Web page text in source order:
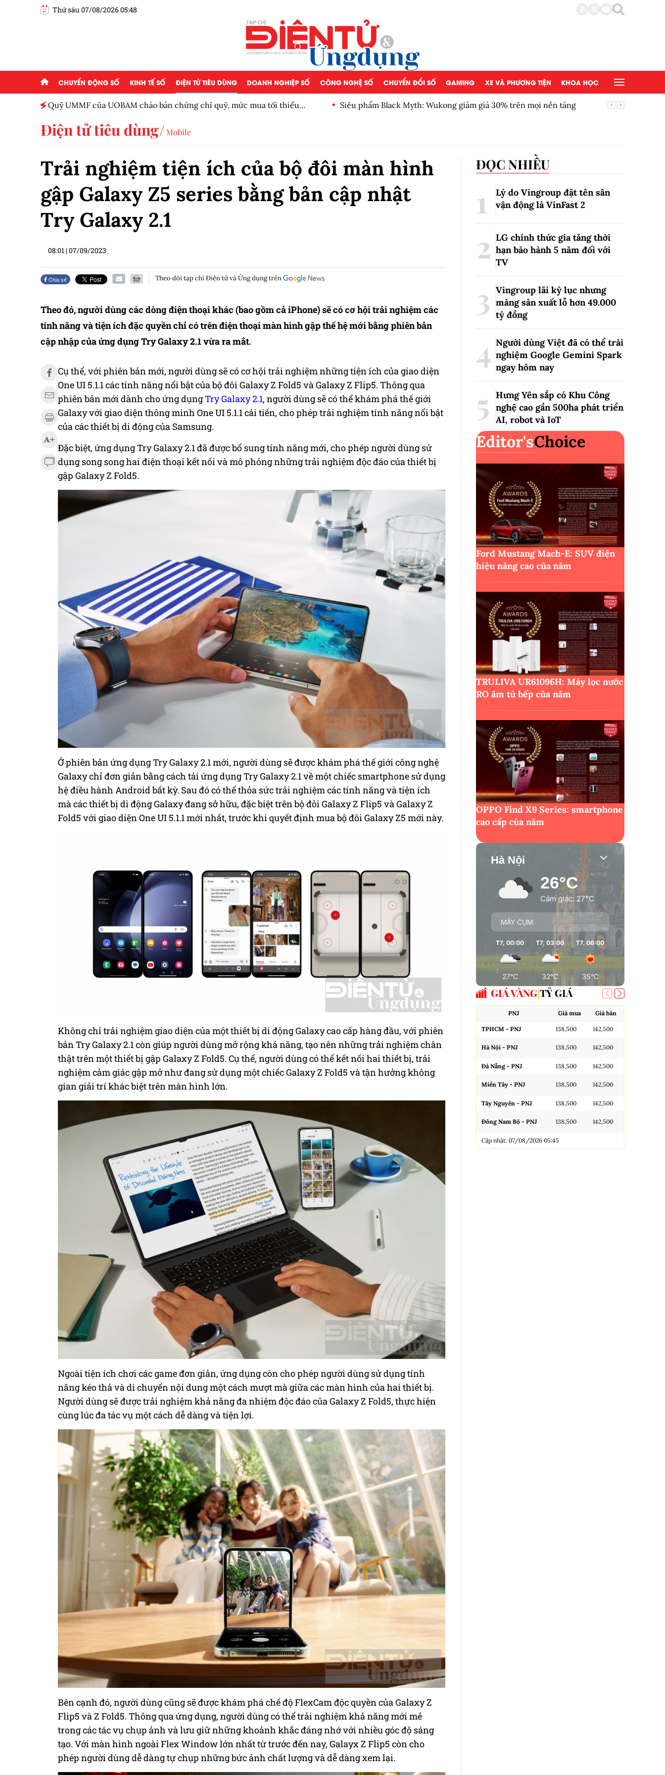
Thứ sáu 07/08/2026 05:48
CHUYỂN ĐỘNG SỐ KINH TẾ SỐ ĐIỆN TỬ TIÊU DÙNG DOANH NGHIỆP SỐ CÔNG NGHỆ SỐ CHUYỂN ĐỔI SỐ GAMING XE VÀ PHƯƠNG TIỆN KHOA HỌC
Quỹ UMMF của UOBAM chào bán chứng chỉ quỹ, mức mua tối thiểu
Siêu phẩm Black Myth: Wukong giảm giá 30% trên mọi nền tảng
Điện tử tiêu dùng Mobile
Trải nghiệm tiện ích của bộ đôi màn hình
gập Galaxy Z5 series bằng bản cập nhật
Try Galaxy 2.1
08:01 |07/09/2023
Chia sẻ Theo dõi tạp chí Điện tử và Ứng dụng trên
Theo đó, người dùng các dòng điện thoại khác (bao gồm cả iPhone) sẽ có cơ hội trải nghiệm các
tính năng và tiện ích đặc quyền chỉ có trên điện thoại màn hình gập thế hệ mới bằng phiên bản
cập nhập của ứng dụng Try Galaxy 2.1 vừa ra mắt.
Cụthể, với phiên bản mới, ngườidùng sẽ cócơ hội trải nghiệm những tiện ích của giao diện
One UI 5.1.1 các tính năng nổi bật của bộ đôi Galaxy Z Fold5 và Galaxy Z Flip5. Thông qua
phiên bản mới dành cho ứng dụngTry Galaxy 2.1, người dùng sẽ có thể khám phá thế giới
Galaxy với giao diện thông minh One UI 5.1.1 cải tiến, cho phép trải nghiệm tính năng nổi bật
của các thiết bị di động của Samsung.
Đặc biệt, ứng dụng Try Galaxy 2.1 đã được bổ sung tính năng mới, cho phép người dùng sử
dụng song song hai điện thoại kết nối và mô phỏng những trải nghiệm độc đáo của thiết bị
gập Galaxy Z Fold5.
Ở phiên bản ứng dụng Try Galaxy 2.1mới, người dùng sẽ được khám phá thế giới công nghệ
Galaxy chỉđơn giản bằngcách tải ứng dụng Try Galaxy 2.1về một chiếc smartphone sử dụng
hệ điều hành Android bất kỳ. Sau đó có thể thỏa sức trải nghiệm các tính năng và tiện ích
mà các thiết bị di động Galaxy đang sở hữu, đặc biệt trên bộ đôi Galaxy Z Flip5 và Galaxy Z
Fold5 với giao diện One UI 5.1.1 mới nhất, trước khi quyết định mua bộ đôi Galaxy Z5 mới này.
Không chỉ trải nghiệm giao diện của một thiết bị di động Galaxycao cấp hàng đầu, với phiên
bản Try Galaxy 2.1 còngiúp người dùng mở rộng khả năng, tạo nên những trải nghiệm chân
thật trên một thiết bị gập Galaxy Z Fold5. Cụ thể, người dùng có thể kết nối hai thiết bị, trải
nghiệm cảm giác gập mở như đang sử dụng một chiếc Galaxy Z Fold5 và tận hưởng không
gian giải trí khác biệt trên màn hình lớn.
Ngoài tiện ích chơi cácgame đơn giản, ứng dụng còn cho phép người dùng sử dụng tính
năng kéo thả và di chuyển nội dung một cách mượt mà giữa các màn hình của hai thiết bị.
Người dùng sẽ được trải nghiệm khả năng đa nhiệm độc đáo của Galaxy Z Fold5, thực hiện
cùng lúc đa tác vụ một cách dễ dàng và tiện lợi.
Bên cạnh đó, người dùng cũng sẽ được khám phá chế độ FlexCam độc quyền của Galaxy Z
Flip5 và Z Fold5. Thông qua ứng dụng, người dùng có thể trải nghiệm khả năng mới mẻ
trong các tác vụ chụp ảnh và lưu giữ những khoảnh khắc đáng nhớ với nhiều góc độ sáng
tạo. Với màn hình ngoài Flex Window lớn nhất từ trước đến nay, Galayx Z Flip5 còn cho
phép người dùng dễ dàng tự chụp những bức ảnh chất lượng và dễ dàng xem lại.
ĐỌC NHIỀU
Lý do Vingroup đặt tên sân
vận động là VinFast2
LG chính thức gia tăng thời
hạn bảo hành 5 năm đối với
TV
Vingroup lãi kỷ lục nhưng
mảng sản xuất lỗ hơn 49.000
tỷ đồng
Người dùng Việt đã có thể trải
nghiệm Google Gemini Spark
ngay hôm nay
Hưng Yên sắp có Khu Công
nghệ cao gần 500ha phát triển
AI, robot và IoT
Editor'sChoice
Ford Mustang Mach-E: SUV điện
hiệu năng cao của năm
TRULIVA UR61096H: Máy lọc nước
RO âm tủ bếp của năm
OPPO Find X9 Series: smartphone
cao cấp của năm
Hà Nội
26°C
Cảm giác: 27°C
MÂY CỤM
T7, 00:00
27°C
T7, 03:00
32°C
T7, 06:00
35°C
GIÁ VÀNG TỶ GIÁ
PNJ Giá mua Giá bán
TPHCM - PNJ 138,500 142,500
Hà Nội - PNJ 138,500 142,500
Đà Nẵng - PNJ 138,500 142,500
Miền Tây - PNJ 138,500 142,500
Tây Nguyên - PNJ 138,500 142,500
Đông Nam Bộ - PNJ 138,500 142,500
Cập nhật: 07/08/2026 05:45